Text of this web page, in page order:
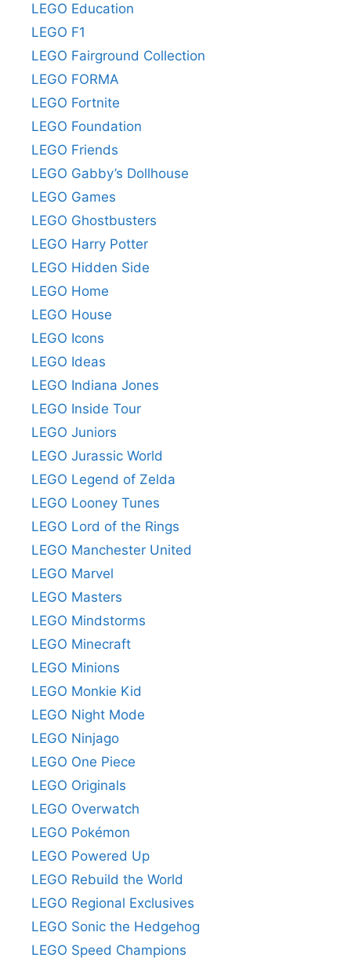
LEGO Education
LEGO F1
LEGO Fairground Collection
LEGO FORMA
LEGO Fortnite
LEGO Foundation
LEGO Friends
LEGO Gabby’s Dollhouse
LEGO Games
LEGO Ghostbusters
LEGO Harry Potter
LEGO Hidden Side
LEGO Home
LEGO House
LEGO Icons
LEGO Ideas
LEGO Indiana Jones
LEGO Inside Tour
LEGO Juniors
LEGO Jurassic World
LEGO Legend of Zelda
LEGO Looney Tunes
LEGO Lord of the Rings
LEGO Manchester United
LEGO Marvel
LEGO Masters
LEGO Mindstorms
LEGO Minecraft
LEGO Minions
LEGO Monkie Kid
LEGO Night Mode
LEGO Ninjago
LEGO One Piece
LEGO Originals
LEGO Overwatch
LEGO Pokémon
LEGO Powered Up
LEGO Rebuild the World
LEGO Regional Exclusives
LEGO Sonic the Hedgehog
LEGO Speed Champions